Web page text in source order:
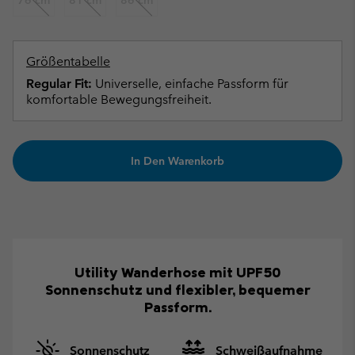
Größentabelle
Regular Fit: Universelle, einfache Passform für
komfortable Bewegungsfreiheit.
In Den Warenkorb
Utility Wanderhose mit UPF50
Sonnenschutz und flexibler, bequemer
Passform.
Sonnenschutz Schweißaufnahme